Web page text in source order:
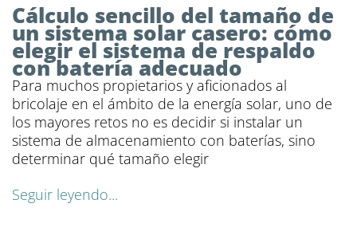
Cálculo sencillo del tamaño de
un sistema solar casero: cómo
elegir el sistema de respaldo
con batería adecuado
Para muchos propietarios y aficionados al
bricolaje en el ámbito de la energía solar, uno de
los mayores retos no es decidir si instalar un
sistema de almacenamiento con baterías, sino
determinar qué tamaño elegir
Seguir leyendo...